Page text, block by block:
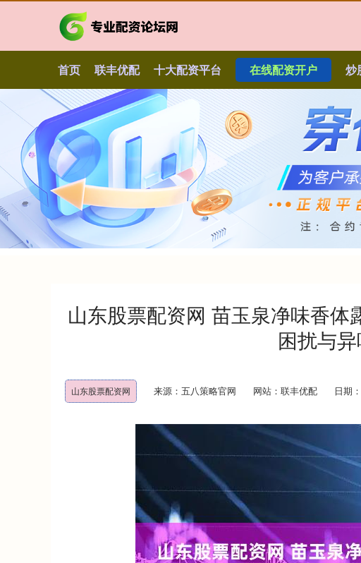
首页 联丰优配 十大配资平台 在线配资开户 炒
山东股票配资网 苗玉泉净味香
困扰与
山东股票配资网 来源：五八策略官网 网站：联丰优配 日期